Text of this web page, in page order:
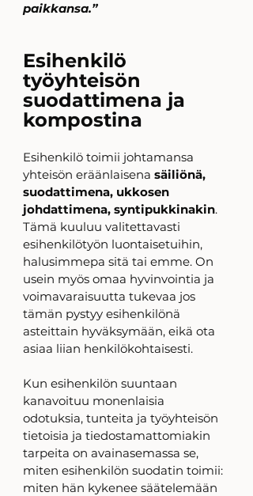
paikkansa.”
Esihenkilö
työyhteisön
suodattimena ja
kompostina
Esihenkilö toimii johtamansa
yhteisön eräänlaisena säiliönä,
suodattimena, ukkosen
johdattimena, syntipukkinakin.
Tämä kuuluu valitettavasti
esihenkilötyön luontaisetuihin,
halusimmepa sitä tai emme. On
usein myös omaa hyvinvointia ja
voimavaraisuutta tukevaa jos
tämän pystyy esihenkilönä
asteittain hyväksymään, eikä ota
asiaa liian henkilökohtaisesti.
Kun esihenkilön suuntaan
kanavoituu monenlaisia
odotuksia, tunteita ja työyhteisön
tietoisia ja tiedostamattomiakin
tarpeita on avainasemassa se,
miten esihenkilön suodatin toimii:
miten hän kykenee säätelemään